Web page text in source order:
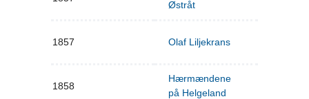
Østråt
1857 Olaf Liljekrans
1858
Hærmændene
på Helgeland